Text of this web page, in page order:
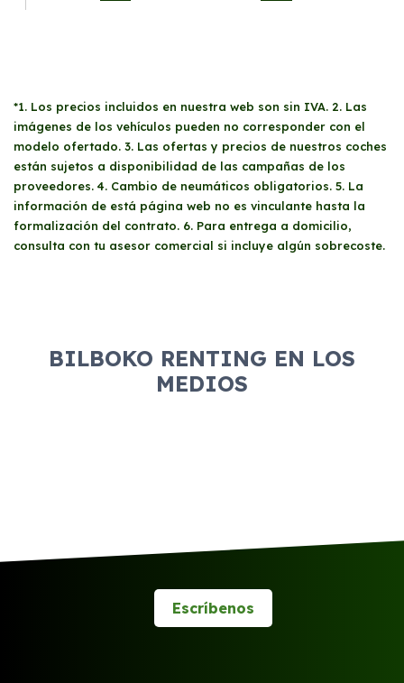
*1. Los precios incluidos en nuestra web son sin IVA. 2. Las
imágenes de los vehículos pueden no corresponder con el
modelo ofertado. 3. Las ofertas y precios de nuestros coches
están sujetos a disponibilidad de las campañas de los
proveedores. 4. Cambio de neumáticos obligatorios. 5. La
información de está página web no es vinculante hasta la
formalización del contrato. 6. Para entrega a domicilio,
consulta con tu asesor comercial si incluye algún sobrecoste.
BILBOKO RENTING EN LOS
MEDIOS
Escríbenos